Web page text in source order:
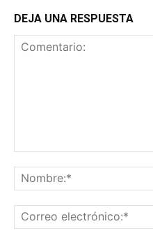
DEJA UNA RESPUESTA